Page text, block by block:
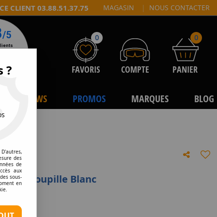
CLIENT 03.88.51.37.75 MAGASIN | NOUS CONTACTER
0
FAVORIS COMPTE
0
PANIER
NEWS PROMOS MARQUES BLOG
à goupille Blanc
avis
?
des
de
aux
sous-
en